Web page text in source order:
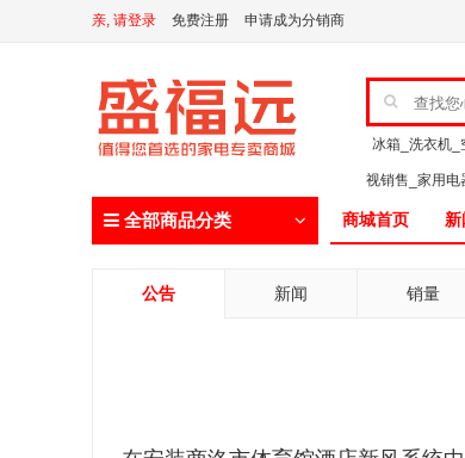
亲, 请登录 免费注册 申请成为分销商
冰箱_洗衣机_
视销售_家用电
全部商品分类 商城首页
公告 新闻 销量